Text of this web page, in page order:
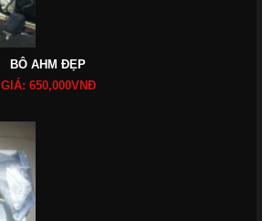
BÔ AHM ĐẸP
GIÁ: 650,000VNĐ